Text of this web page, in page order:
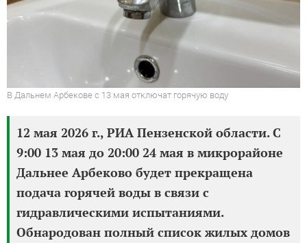
В Дальнем Арбекове с 13 мая отключат горячую воду
12 мая 2026 г., РИА Пензенской области. С
9:00 13 мая до 20:00 24 мая в микрорайоне
Дальнее Арбеково будет прекращена
подача горячей воды в связи с
гидравлическими испытаниями.
Обнародован полный список жилых домов